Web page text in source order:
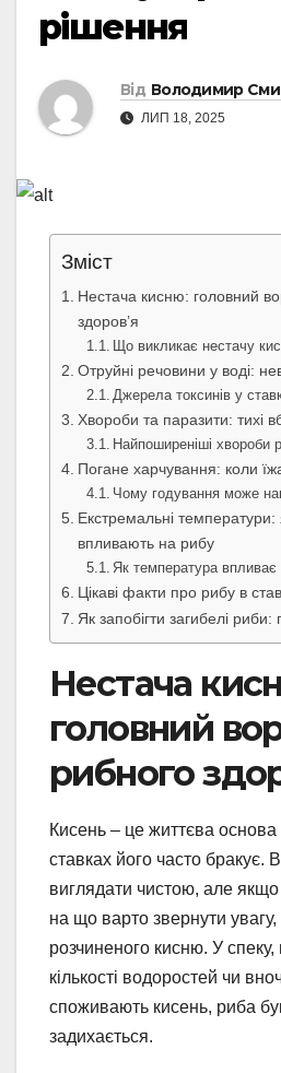
рішення
Від Володимир
ЛИП 18, 2025
Зміст
Нестача кисню: головний
здоров’я
Що викликає нестачу
Отруйні речовини у воді:
Джерела токсинів у
Хвороби та паразити: тихі
Найпоширеніші хвороби
Погане харчування: коли
Чому годування може
Екстремальні температури:
впливають на рибу
Як температура впливає
Цікаві факти про рибу в
Як запобігти загибелі риби:
Нестача
головний
рибного
Кисень – це життєва
ставках його часто бракує.
виглядати чистою, але
на що варто звернути увагу,
розчиненого кисню. У спеку,
кількості водоростей чи
споживають кисень, риба
задихається.